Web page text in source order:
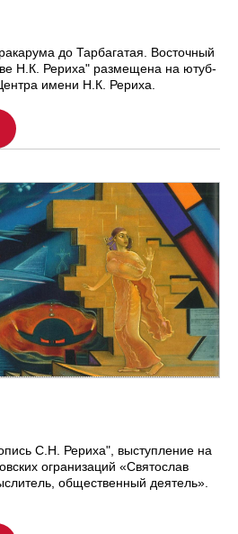
до Тарбагатая. Восточный
Н.К. Рериха" размещена на ютуб-
имени Н.К. Рериха.
С.Н. Рериха", выступление на
огранизаций «Святослав
общественный деятель».